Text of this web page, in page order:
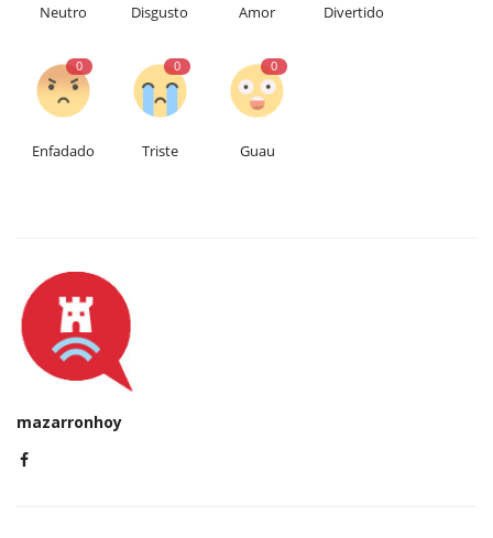
Neutro Disgusto Amor Divertido
0
Enfadado
0
Triste
0
Guau
mazarronhoy